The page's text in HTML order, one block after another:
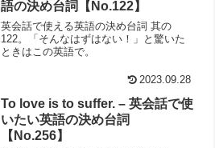
語の決め台詞【No.122】
英会話で使える英語の決め台詞 其の
122。「そんなはずはない！」と驚いた
ときはこの英語で。
2023.09.28
To love is to suffer. – 英会話で使
いたい英語の決め台詞
【No.256】